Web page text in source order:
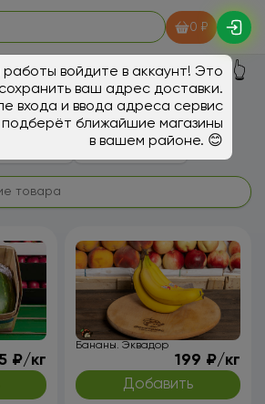
0 ₽
войдите в аккаунт! Это
ваш адрес доставки.
входа и ввода адреса сервис
ближайшие магазины
в вашем районе. 😊
👆
Кудрово
Овощи, грибы
₽/кг
Бананы. Эквадор
199 ₽/кг
Добавить